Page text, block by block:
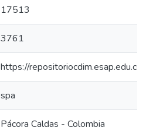
17513
3761
https://
spa
Pácora Caldas - Colombia